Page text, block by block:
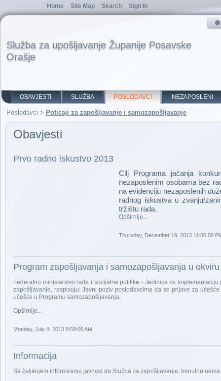
Služba za upošljavanje Županije Posavske
Orašje
OBAVJESTI SLUŽBA POSLODAVCI NEZAPOSLENI
Poslodavci > Poticaji za zapošljavanje i samozapošljavanje
Obavjesti
Prvo radno iskustvo 2013
Cilj Programa jačanja
nezaposlenim osobama bez
na evidenciju nezaposlenih
radnog iskustva u zvanju/
tržištu rada.
Opširnije...
Thursday, December 19, 2013 11:00:00
Program zapošljavanja i samozapošljavanja u
Federalno ministarstvo rada i socijalne politike - Jedinica za
zapošljavanje, raspisuju: Javni poziv poslodavcima da se prijave za
učešće u Programu samozapošljavanja.
Opširnije...
Monday, July 8, 2013 9:59:00 AM
Informacija
Sa žaljenjem informiramo javnost da Služba za zapošljavanje, trenutno
Home Site Map Search Sign In